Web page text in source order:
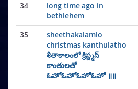
34
long time ago in
bethlehem
35
sheethakalamlo
christmas kanthulatho
శీతాకాలంలో క్రిస్ట్మస్
కాంతులతో
ఓహోఓహోఓహోఓహో ॥॥